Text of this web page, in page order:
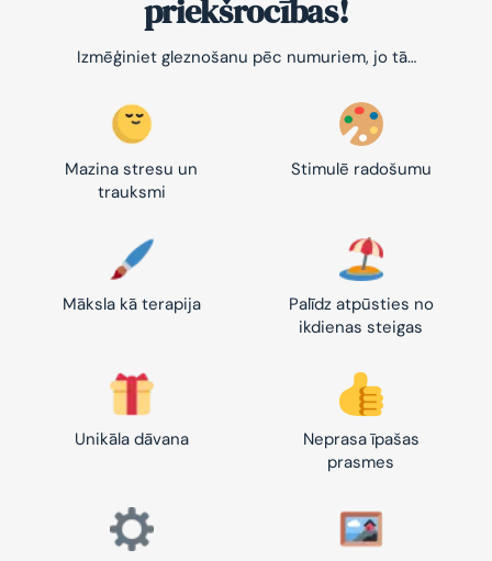
priekšrocības!
Izmēģiniet gleznošanu pēc numuriem, jo tā…
Mazina stresu un
trauksmi
Stimulē radošumu
Māksla kā terapija
Palīdz atpūsties no
ikdienas steigas
Unikāla dāvana
Neprasa īpašas
prasmes